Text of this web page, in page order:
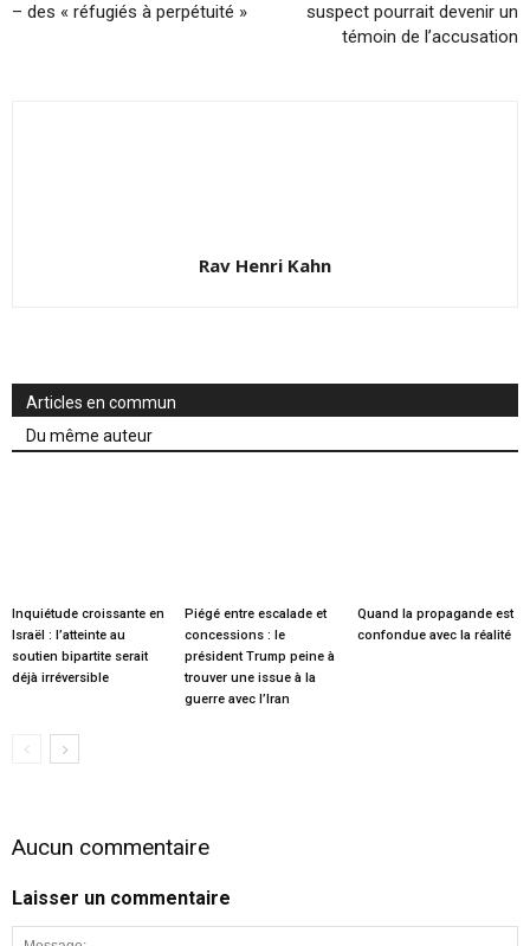
– des « réfugiés à perpétuité »
suspect pourrait devenir un
témoin de l’accusation
Rav Henri Kahn
Articles en commun
Du même auteur
Inquiétude croissante en
Israël : l’atteinte au
soutien bipartite serait
déjà irréversible
Piégé entre escalade et
concessions : le
président Trump peine à
trouver une issue à la
guerre avec l’Iran
Quand la propagande est
confondue avec la réalité
Aucun commentaire
Laisser un commentaire